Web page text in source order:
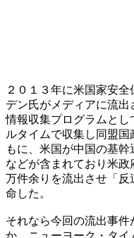
２０１３年に米国家安
デン氏がメディアに流
情報収集プログラムと
ルタイムで収集し同盟
もに、米国が中国の基
などが含まれており米
万件余りを流出させ「
命した。
それなら今回の流出事
か。ニューヨーク・タ